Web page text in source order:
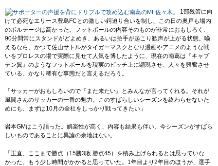
1部残留に向
けて必死なエリース豊島FCとの激しい鍔迫り合いを制し、この日の奥戸も場内
のボルテージは高かった。フットボールの内容そのものが非常におもしろく、
90分間常にスタンドがどよめき、あるいは拍手が起こり歓声が上がる状態。喩
えるなら、かつて佐山サトルがタイガーマスクとなり漫画やアニメのような戦
いをプロレスの場で実際に見せて人気を博したように、現在の南葛は『キャプ
テン翼』のようなフットボールを現実のピッチ上に顕現させ、人々を興奮させ
ている。かなり稀有な事態だと言えるだろう。
「サッカーがおもしろいので『また来たい』とみんなが言ってくれる。それが
風間さんのサッカーの一番の魅力。このすばらしいシーズンを終わらせないた
めにも、まずは10月の全社をしっかり戦ってきたい」
岩本GMはこう語った。娯楽性が高く、内容も結果も伴い、今シーズンがすばら
しいものであることに異論の余地はない。
「正直、ここまで勝点（15勝3敗 勝点45）を積み上げられるとは思っていな
かった。もう少し時間がかかると思っていた。1年目より2年目のほうが、選手